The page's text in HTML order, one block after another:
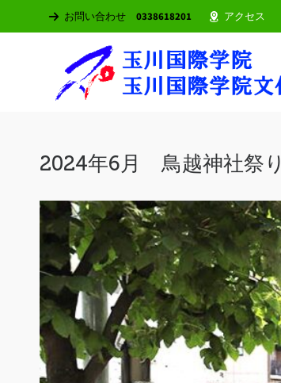
お問い合わせ 0338618201 アクセス
2024年6月 鳥越神社祭り